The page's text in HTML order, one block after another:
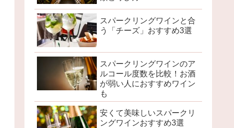
スパークリングワインと合
う「チーズ」おすすめ3選
スパークリングワインのア
ルコール度数を比較！お酒
が弱い人におすすめワイン
も
安くて美味しいスパークリ
ングワインおすすめ3選